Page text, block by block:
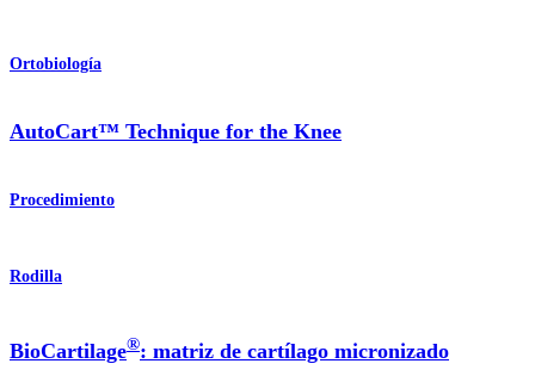
Ortobiología
AutoCart™ Technique for the Knee
Procedimiento
Rodilla
BioCartilage®: matriz de cartílago micronizado